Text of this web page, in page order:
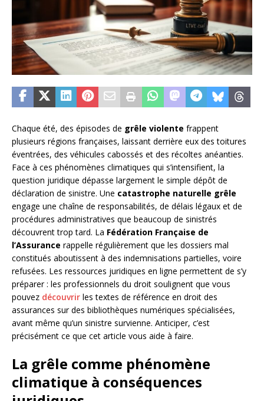
Chaque été, des épisodes de grêle violente frappent
plusieurs régions françaises, laissant derrière eux des toitures
éventrées, des véhicules cabossés et des récoltes anéanties.
Face à ces phénomènes climatiques qui s’intensifient, la
question juridique dépasse largement le simple dépôt de
déclaration de sinistre. Une catastrophe naturelle grêle
engage une chaîne de responsabilités, de délais légaux et de
procédures administratives que beaucoup de sinistrés
découvrent trop tard. La Fédération Française de
l’Assurance rappelle régulièrement que les dossiers mal
constitués aboutissent à des indemnisations partielles, voire
refusées. Les ressources juridiques en ligne permettent de s’y
préparer : les professionnels du droit soulignent que vous
pouvez découvrir les textes de référence en droit des
assurances sur des bibliothèques numériques spécialisées,
avant même qu’un sinistre survienne. Anticiper, c’est
précisément ce que cet article vous aide à faire.
La grêle comme phénomène
climatique à conséquences